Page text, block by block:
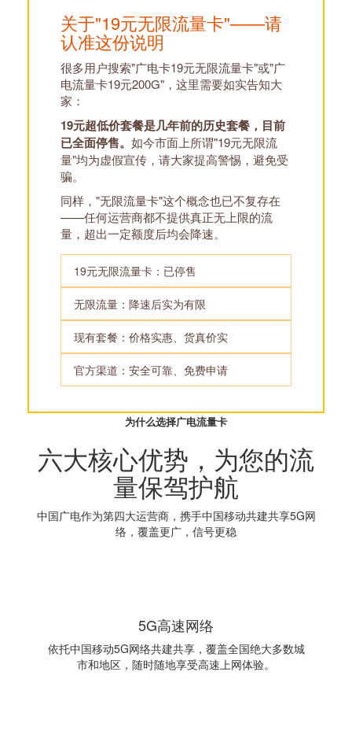
关于"19元无限流量卡"——请
认准这份说明
很多用户搜索"广电卡19元无限流量卡"或"广
电流量卡19元200G"，这里需要如实告知大
家：
19元超低价套餐是几年前的历史套餐，目前
已全面停售。 如今市面上所谓"19元无限流
量"均为虚假宣传，请大家提高警惕，避免受
骗。
同样，"无限流量卡"这个概念也已不复存在
——任何运营商都不提供真正无上限的流
量，超出一定额度后均会降速。
19元无限流量卡：已停售
无限流量：降速后实为有限
现有套餐：价格实惠、货真价实
官方渠道：安全可靠、免费申请
为什么选择广电流量卡
六大核心优势，为您的流
量保驾护航
中国广电作为第四大运营商，携手中国移动共建共享5G网
络，覆盖更广，信号更稳
5G高速网络
依托中国移动5G网络共建共享，覆盖全国绝大多数城
市和地区，随时随地享受高速上网体验。